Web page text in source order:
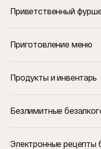
Приветственный
Приготовление меню
Продукты и инвентарь
Безлимитные
Электронные рецепты